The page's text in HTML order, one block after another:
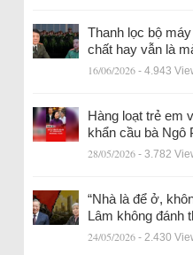
Thanh lọc bộ
chất hay vẫn là
16/06/2026 - 4.943
Hàng loạt trẻ em
khẩn cầu bà Ngô
28/05/2026 - 3.782
“Nhà là để ở,
Lâm không đánh
24/05/2026 - 2.430